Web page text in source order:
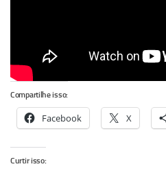
Compartilhe isso:
Facebook X
Curtir isso: